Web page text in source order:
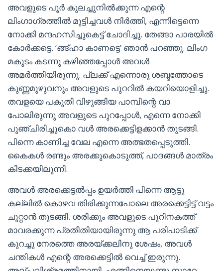
അവളുടെ പൂർ കുലച്ചുനിൽക്കുന്ന എന്റെ
ലിംഗാഗ്രത്തിൽ മുട്ടിച്ചവൾ നിർത്തി, എന്നിട്ടെന്നെ
നോക്കി മന്ദഹസിച്ചുകെട്ട് ചോദിച്ചു. തേങ്ങാ പാരയിൽ
കോർക്കട്ടെ. ‘ങ്ങ്ഹാ കാണട്ടെ’ ഞാൻ പറഞ്ഞു. ലിംഗ
മകുടം കടന്നു കഴിഞ്ഞപ്പോൾ അവൾ
അമർത്തിയിരുന്നു. പ്ലക്ക് എന്നൊരു ശബ്ദത്തോടെ
കുണ്ണമുഴുവനും അവളുടെ പുററിൽ കയറിയൊളിച്ചു.
തവളയെ പകുതി വിഴുങ്ങിയ പാമ്പിന്റെ വാ
പോലിരുന്നു അവളുടെ പുറപ്പോൾ, എന്നെ നോക്കി
പുഞ്ചിരിച്ചുകൊ വൾ അരക്കെട്ടിളക്കാൻ തുടങ്ങി.
പിന്നെ കാണിച്ച വേല എന്നെ അത്ഭതപ്പെടുത്തി.
കൈകൾ രണ്ടും അരക്കുകൊടുത്ത്, പാദങ്ങൾ മാത്രം
കിടക്കയിലൂന്നി.
അവൾ അരക്കെട്ടൽപ്പം ഉയർത്തി പിന്നെ ആട്ടു
കല്ലിൽ കൊഴവ തിരിക്കുന്നപോലെ അരക്കെട്ടിട്ട് വട്ടം
ചുറ്റാൻ തുടങ്ങി. ശരിക്കും അവളുടെ പൂറിനകത്ത്
മാവരക്കുന്ന പ്രതീതിയായിരുന്നു ആ പരിപാടിക്ക്
കുറച്ചു നേരത്തെ അരയ്ക്കലിനു ശേഷം, അവൾ
ചന്തികൾ എന്റെ അരക്കെട്ടിൽ വെച്ച് ഇരുന്നു.